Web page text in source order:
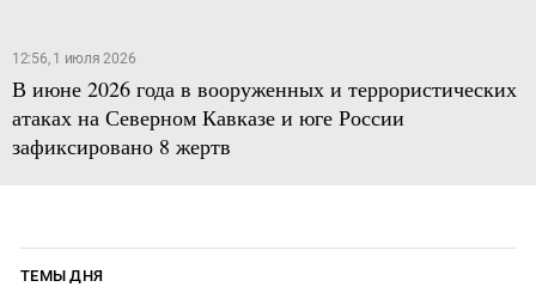
12:56, 1 июля 2026
В июне 2026 года в вооруженных и террористических
атаках на Северном Кавказе и юге России
зафиксировано 8 жертв
ТЕМЫ ДНЯ